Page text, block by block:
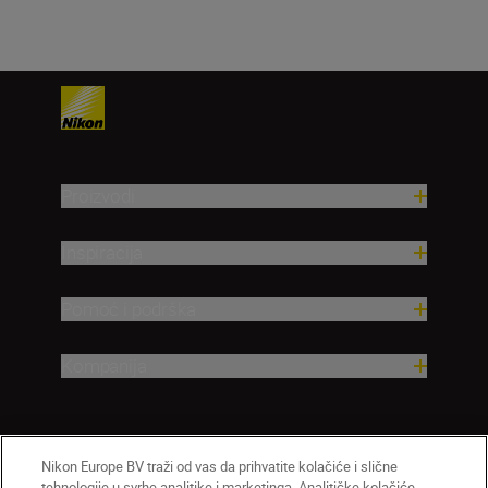
Nikon Europe BV traži od vas da prihvatite kolačiće i slične